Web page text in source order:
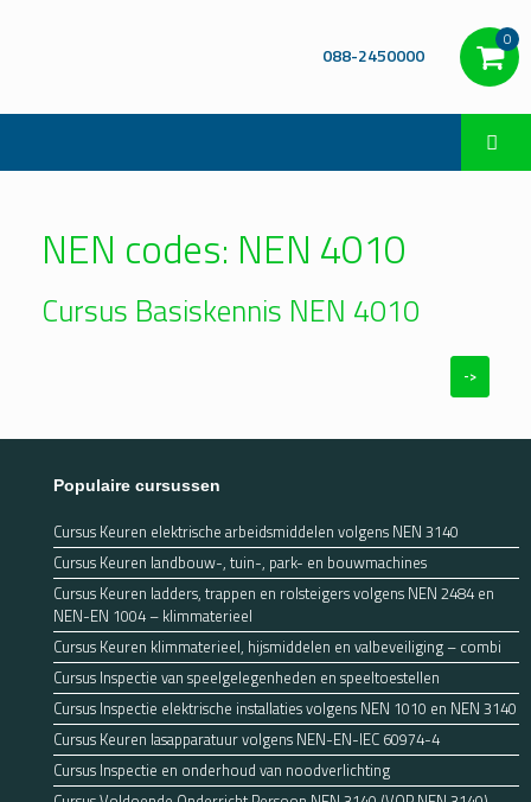
088-2450000
0
NEN codes: NEN 4010
Cursus Basiskennis NEN 4010
->
Populaire cursussen
Cursus Keuren elektrische arbeidsmiddelen volgens NEN 3140
Cursus Keuren landbouw-, tuin-, park- en bouwmachines
Cursus Keuren ladders, trappen en rolsteigers volgens NEN 2484 en
NEN-EN 1004 – klimmaterieel
Cursus Keuren klimmaterieel, hijsmiddelen en valbeveiliging – combi
Cursus Inspectie van speelgelegenheden en speeltoestellen
Cursus Inspectie elektrische installaties volgens NEN 1010 en NEN 3140
Cursus Keuren lasapparatuur volgens NEN-EN-IEC 60974-4
Cursus Inspectie en onderhoud van noodverlichting